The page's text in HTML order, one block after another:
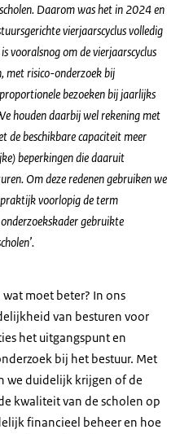
Daarom was het in 2024 en
vierjaarscyclus volledig
vooralsnog om de vierjaarscyclus
met risico-onderzoek bij
bezoeken bij jaarlijks
houden daarbij wel rekening met
de beschikbare capaciteit meer
beperkingen die daaruit
Om deze redenen gebruiken we
voorlopig de term
gebruikte
moet beter? In ons
van besturen voor
het uitgangspunt en
bij het bestuur. Met
we duidelijk krijgen of de
kwaliteit van de scholen op
financieel beheer en hoe